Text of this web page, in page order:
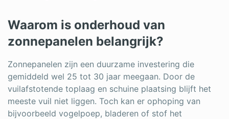
Waarom is onderhoud van
zonnepanelen belangrijk?
Zonnepanelen zijn een duurzame investering die
gemiddeld wel 25 tot 30 jaar meegaan. Door de
vuilafstotende toplaag en schuine plaatsing blijft het
meeste vuil niet liggen. Toch kan er ophoping van
bijvoorbeeld vogelpoep, bladeren of stof het